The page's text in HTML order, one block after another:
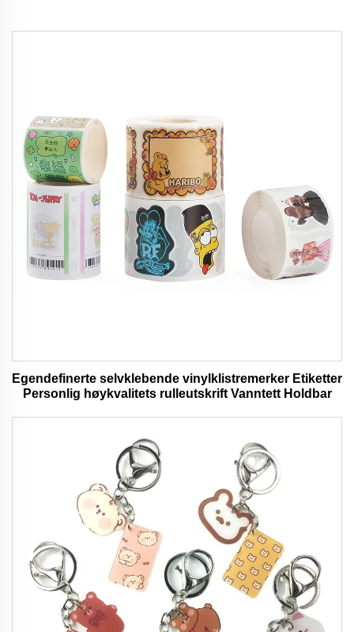
Egendefinerte selvklebende vinylklistremerker Etiketter
Personlig høykvalitets rulleutskrift Vanntett Holdbar